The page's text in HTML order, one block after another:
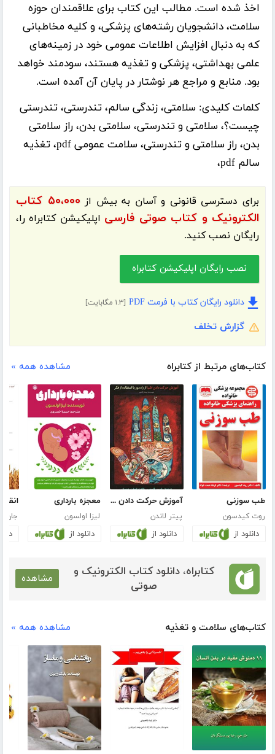
اخذ شده است. مطالب این کتاب برای علاقمندان حوزه
سلامت، دانشجویان رشته‌های پزشکی، و کلیه مخاطبانی
که به دنبال افزایش اطلاعات عمومی خود در زمینه‌های
علمی بهداشتی، پزشکی و تغذیه هستند، سودمند خواهد
بود. منابع و مراجع هر نوشتار در پایان آن آمده است.
کلمات کلیدی: سلامتی، زندگی سالم، تندرستی، تندرستی
چیست؟، سلامتی و تندرستی، سلامتی بدن، راز سلامتی
بدن، راز سلامتی و تندرستی، سلامت عمومی pdf، تغذیه
سالم pdf،
برای دسترسی قانونی و آسان به بیش از
۵۰،۰۰۰ کتاب
الکترونیک و کتاب صوتی فارسی اپلیکیشنکتابراهرا،
رایگان نصب کنید.
نصب رایگان اپلیکیشن کتابراه
دانلود رایگان کتاب با فرمت PDF [۱.۳ مگابایت]
گزارش تخلف
کتاب‌های مرتبط از کتابراه مشاهده همه »
طب سوزنی
روت کیدسون
دانلود از
آموزش حرکت دادن اشیا از راه دور با استفاده از فکر
پیتر لاندن
دانلود از
معجزه بارداری
لیزا اولسون
دانلود از
جان
کتابراه، دانلود کتاب الکترونیک و
صوتی
مشاهده
کتاب‌های سلامت و تغذیه مشاهده همه »